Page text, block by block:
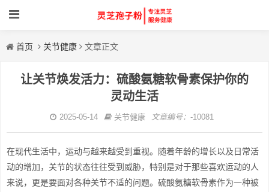
首页 关节健康 文章正文
让关节焕发活力：硫酸氨糖软骨素保护你的
灵动生活
2025-05-14 关节健康 文章编号： -10081
在现代生活中，运动与越来越受到重视。随着年龄的增长以及日常活
动的增加，关节的状态往往受到威胁，特别是对于那些喜欢运动的人
来说，更是要面对各种关节不适的问题。硫酸氨糖软骨素作为一种被